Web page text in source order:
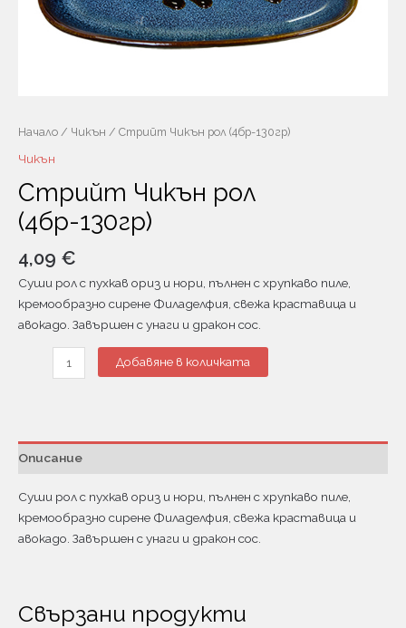
Начало / Чикън / Стрийт Чикън рол (4бр-130гр)
Чикън
Стрийт Чикън рол
(4бр-130гр)
4,09 €
Суши рол с пухкав ориз и нори, пълнен с хрупкаво пиле,
кремообразно сирене Филаделфия, свежа краставица и
авокадо. Завършен с унаги и дракон сос.
Добавяне в количката
Описание
Суши рол с пухкав ориз и нори, пълнен с хрупкаво пиле,
кремообразно сирене Филаделфия, свежа краставица и
авокадо. Завършен с унаги и дракон сос.
Свързани продукти